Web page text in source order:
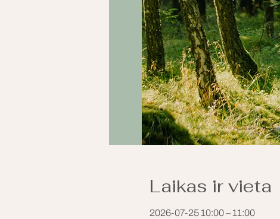
Laikas ir vieta
2026-07-25 10:00 – 11:00